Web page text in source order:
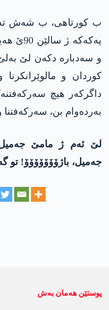
ب کورتاهی، ب شەش
پەکەکە
و سەدبارە دکەن لێ
کوردان و
داگرکەر هیچ
بەردەوام بن،
لێ ئەم ژ مامێ
جەمیل، باژۆۆۆۆۆۆۆ!
پوستێن ھەمان بەش